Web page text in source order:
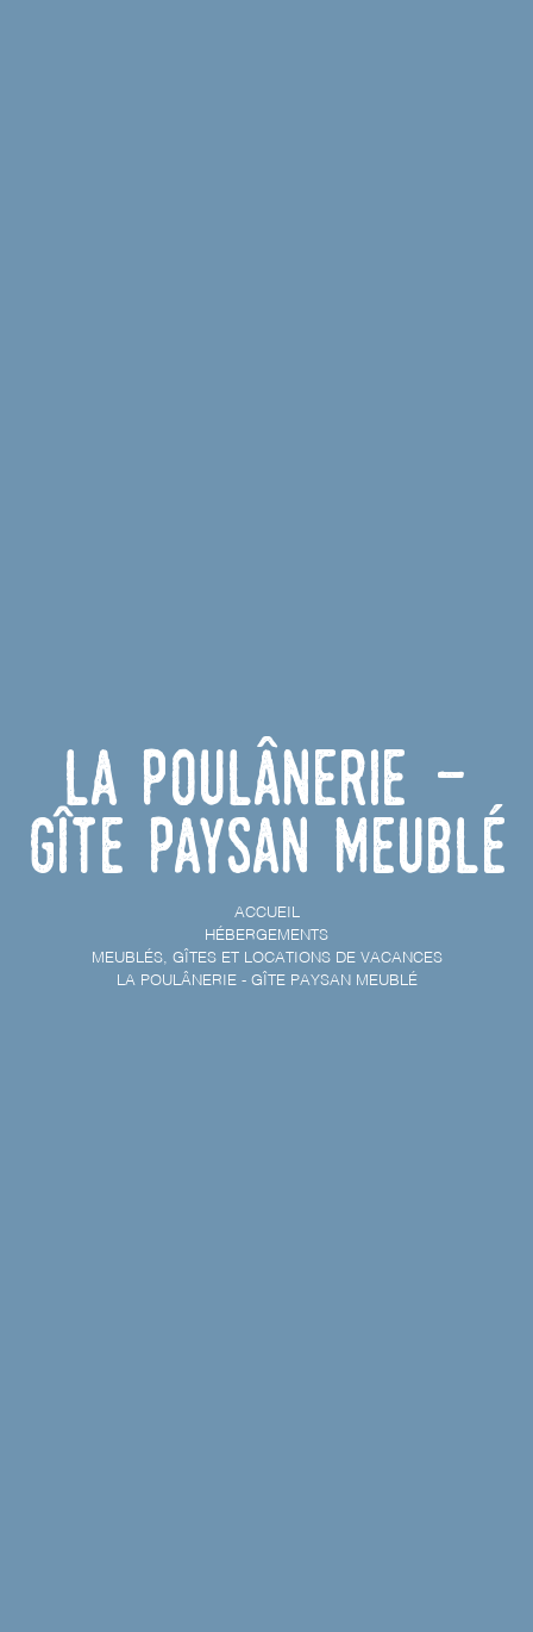
La Poulânerie -
Gîte paysan meublé
ACCUEIL
HÉBERGEMENTS
MEUBLÉS, GÎTES ET LOCATIONS DE VACANCES
LA POULÂNERIE - GÎTE PAYSAN MEUBLÉ